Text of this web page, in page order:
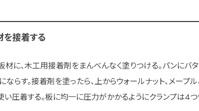
を接着する
材に、木工用接着剤をまんべんなく塗りつける。パンにバ
ならす。接着剤を塗ったら、上からウォールナット、メープ
い圧着する。板に均一に圧力がかかるようにクランプは4つ